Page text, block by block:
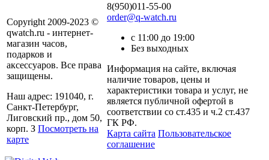
Copyright 2009-2023 ©
qwatch.ru - интернет-
магазин часов,
подарков и
аксессуаров. Все права
защищены.
Наш адрес: 191040, г.
Санкт-Петербург,
Лиговский пр., дом 50,
корп. З Посмотреть на
карте
8(950)011-55-00
order@q-watch.ru
с 11:00 до 19:00
Без выходных
Информация на сайте, включая
наличие товаров, цены и
характеристики товара и услуг, не
является публичной офертой в
соответствии со ст.435 и ч.2 ст.437
ГК РФ.
Карта сайта Пользовательское
соглашение